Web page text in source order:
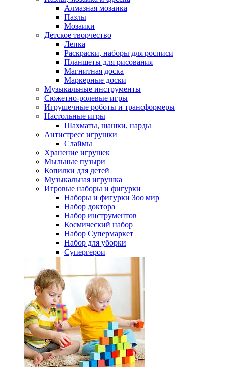
Алмазная мозаика
Пазлы
Мозаики
Детское творчество
Лепка
Раскраски, наборы для росписи
Планшеты для рисования
Магнитная доска
Маркерные доски
Музыкальные инструменты
Сюжетно-ролевые игры
Игрушечные роботы и трансформеры
Настольные игры
Шахматы, шашки, нарды
Антистресс игрушки
Слаймы
Хранение игрушек
Мыльные пузыри
Копилки для детей
Музыкальная игрушка
Игровые наборы и фигурки
Наборы и фигурки Зоо мир
Набор доктора
Набор инструментов
Космический набор
Hабор Супермаркет
Набор для уборки
Супергерои